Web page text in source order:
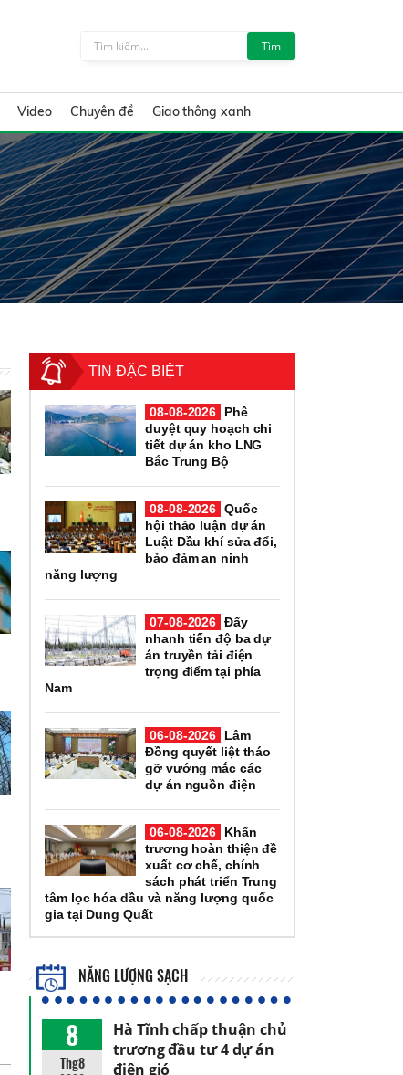
Tìm
Video Chuyên đề Giao thông xanh
TIN ĐẶC BIỆT
08-08-2026
Phê
duyệt quy hoạch chi
tiết dự án kho LNG
Bắc Trung Bộ
08-08-2026 Quốc
hội thảo luận dự án
Luật Dầu khí sửa đổi,
bảo đảm an ninh
năng lượng
07-08-2026 Đẩy
nhanh tiến độ ba dự
án truyền tải điện
trọng điểm tại phía
Nam
06-08-2026
Lâm
Đồng quyết liệt tháo
gỡ vướng mắc các
dự án nguồn điện
06-08-2026
Khẩn
trương hoàn thiện đề
xuất cơ chế, chính
sách phát triển Trung
tâm lọc hóa dầu và năng lượng quốc
gia tại Dung Quất
NĂNG LƯỢNG SẠCH
8
Thg8
Hà Tĩnh chấp thuận chủ
trương đầu tư 4 dự án
điện gió